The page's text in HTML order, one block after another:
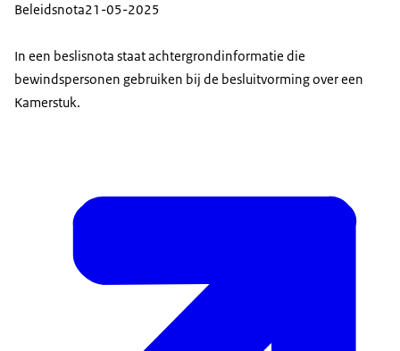
Beleidsnota21-05-2025
In een beslisnota staat achtergrondinformatie die
bewindspersonen gebruiken bij de besluitvorming over een
Kamerstuk.